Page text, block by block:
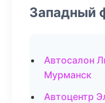
Западный
Автосалон
Мурманск
Автоцентр